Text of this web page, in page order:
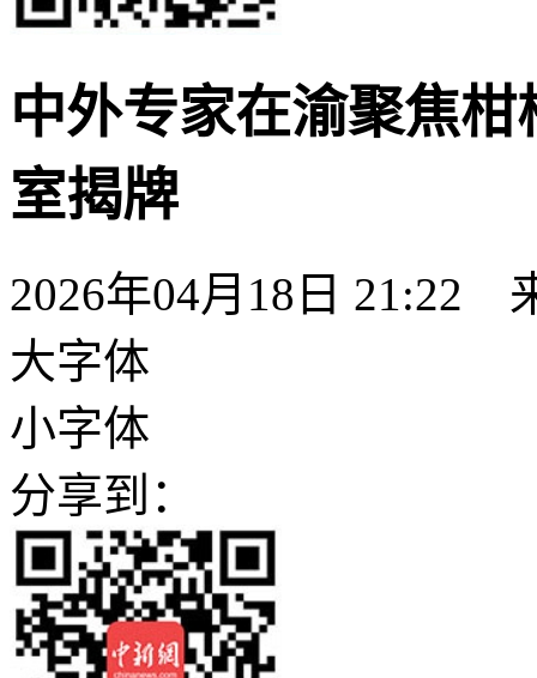
中外专家在渝聚焦
室揭牌
2026年04月18日 21:22
大字体
小字体
分享到：